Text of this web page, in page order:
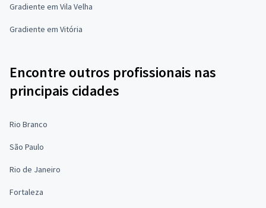
Gradiente em Vila Velha
Gradiente em Vitória
Encontre outros profissionais nas
principais cidades
Rio Branco
São Paulo
Rio de Janeiro
Fortaleza